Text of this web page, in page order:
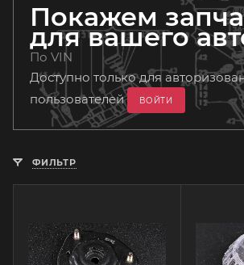
Покажем
для вашего
По VIN
Доступно только для
пользователей
ВОЙТИ
ФИЛЬТР